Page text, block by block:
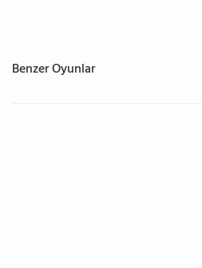
Benzer Oyunlar